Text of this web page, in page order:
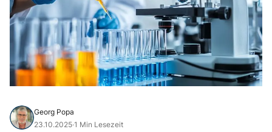
Georg Popa
23.10.2025·1 Min Lesezeit